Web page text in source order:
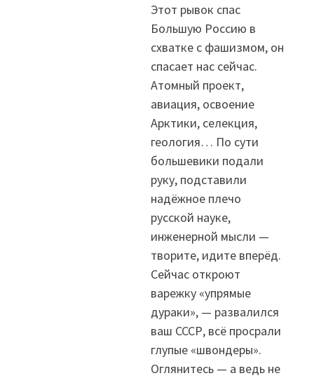
Этот рывок спас
Большую Россию в
схватке с фашизмом, он
спасает нас сейчас.
Атомный проект,
авиация, освоение
Арктики, селекция,
геология… По сути
большевики подали
руку, подставили
надёжное плечо
русской науке,
инженерной мысли —
творите, идите вперёд.
Сейчас откроют
варежку «упрямые
дураки», — развалился
ваш СССР, всё просрали
глупые «швондеры».
Оглянитесь — а ведь не